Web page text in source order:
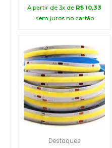
A partir de 3x de R$ 10,33
sem juros no cartão
Destaques